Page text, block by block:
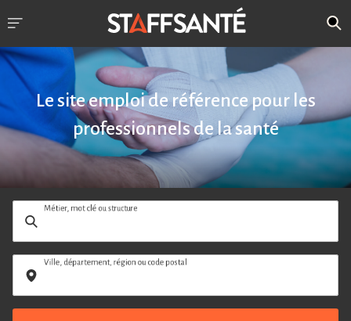
Le site emploi de référence pour les
professionnels de la santé
Métier, mot clé ou structure
Ville, département, région ou code postal